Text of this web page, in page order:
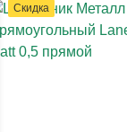
Скидка